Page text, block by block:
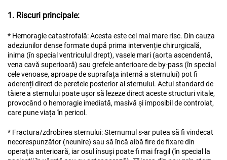
1. Riscuri principale:
* Hemoragie catastrofală: Acesta este cel mai mare risc. Din cauza
adeziunilor dense formate după prima intervenție chirurgicală,
inima (în special ventriculul drept), vasele mari (aorta ascendentă,
vena cavă superioară) sau grefele anterioare de by-pass (în special
cele venoase, aproape de suprafața internă a sternului) pot fi
aderenți direct de peretele posterior al sternului. Actul standard de
tăiere a sternului poate ușor să lezeze direct aceste structuri vitale,
provocând o hemoragie imediată, masivă și imposibil de controlat,
care pune viața în pericol.
* Fractura/zdrobirea sternului: Sternumul s-ar putea să fi vindecat
necorespunzător (neunire) sau să încă aibă fire de fixare din
operația anterioară, iar osul însuși poate fi mai fragil (în special la